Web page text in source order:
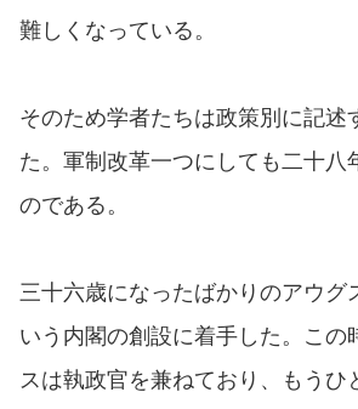
難しくなっている。
そのため学者たちは政策別に記述
た。軍制改革一つにしても二十八
のである。
三十六歳になったばかりのアウグ
いう内閣の創設に着手した。この
スは執政官を兼ねており、もうひ